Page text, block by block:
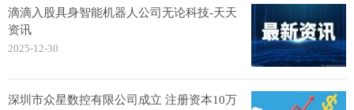
滴滴入股具身智能机器人公司无论科技-天天
资讯
2025-12-30
深圳市众星数控有限公司成立 注册资本10万